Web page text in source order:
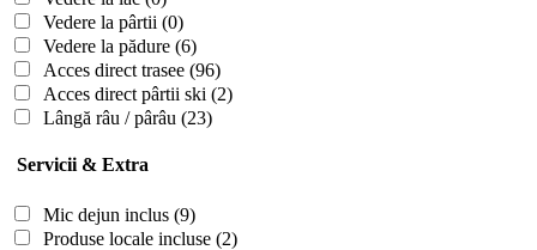
Vedere la pârtii (0)
Vedere la pădure (6)
Acces direct trasee (96)
Acces direct pârtii ski (2)
Lângă râu / pârâu (23)
Servicii & Extra
Mic dejun inclus (9)
Produse locale incluse (2)